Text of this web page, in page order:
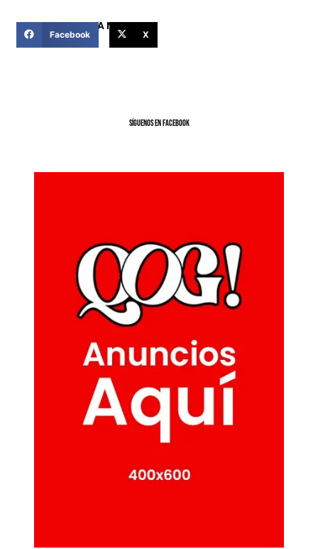
COMPARTIR ESTA NOTICIA
Facebook X
SíGUENOS EN FACEBOOK